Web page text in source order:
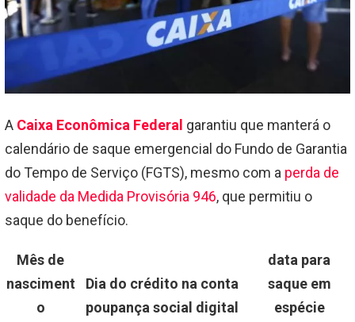
A Caixa Econômica Federal garantiu que manterá o
calendário de saque emergencial do Fundo de Garantia
do Tempo de Serviço (FGTS), mesmo com a perda de
validade da Medida Provisória 946, que permitiu o
saque do benefício.
Mês de
nasciment
o
Dia do crédito na conta
poupança social digital
data para
saque em
espécie